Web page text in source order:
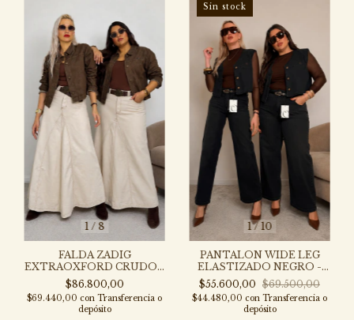
1/ 8
FALDA ZADIG
EXTRAOXFORD CRUDO -
F324-OX
$86.800,00
$69.440,00 con Transferencia o
depósito
1/ 10
Sin stock
PANTALON WIDE LEG
ELASTIZADO NEGRO -
P318N-PZ
$55.600,00 $69.500,00
$44.480,00 con Transferencia o
depósito